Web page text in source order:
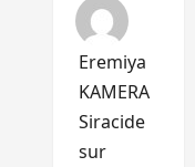
Eremiya
KAMERA
Siracide
sur